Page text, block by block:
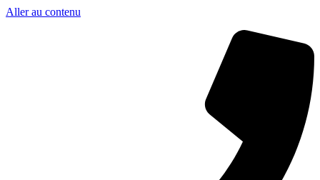
Aller au contenu